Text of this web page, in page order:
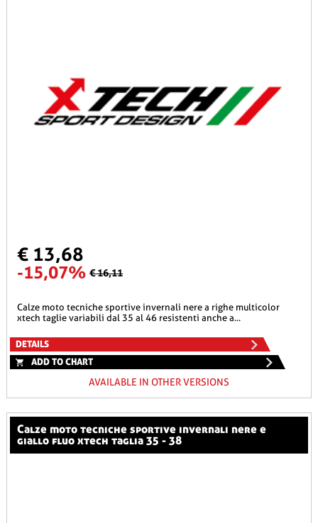
€ 13,68
-15,07% € 16,11
calze moto tecniche sportive invernali nere a righe multicolor
xtech taglie variabili dal 35 al 46 resistenti anche a...
DETAILS
ADD TO CHART
AVAILABLE IN OTHER VERSIONS
calze moto tecniche sportive invernali nere e
giallo fluo xtech taglia 35 - 38